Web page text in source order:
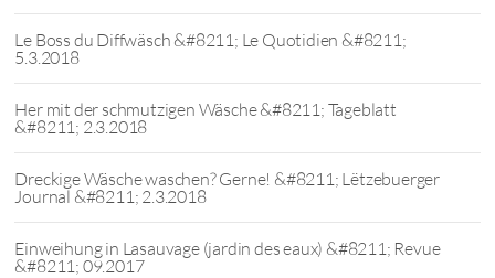
Le Boss du Diffwäsch &#8211; Le Quotidien &#8211;
5.3.2018
Her mit der schmutzigen Wäsche &#8211; Tageblatt
&#8211; 2.3.2018
Dreckige Wäsche waschen? Gerne! &#8211; Lëtzebuerger
Journal &#8211; 2.3.2018
Einweihung in Lasauvage (jardin des eaux) &#8211; Revue
&#8211; 09.2017